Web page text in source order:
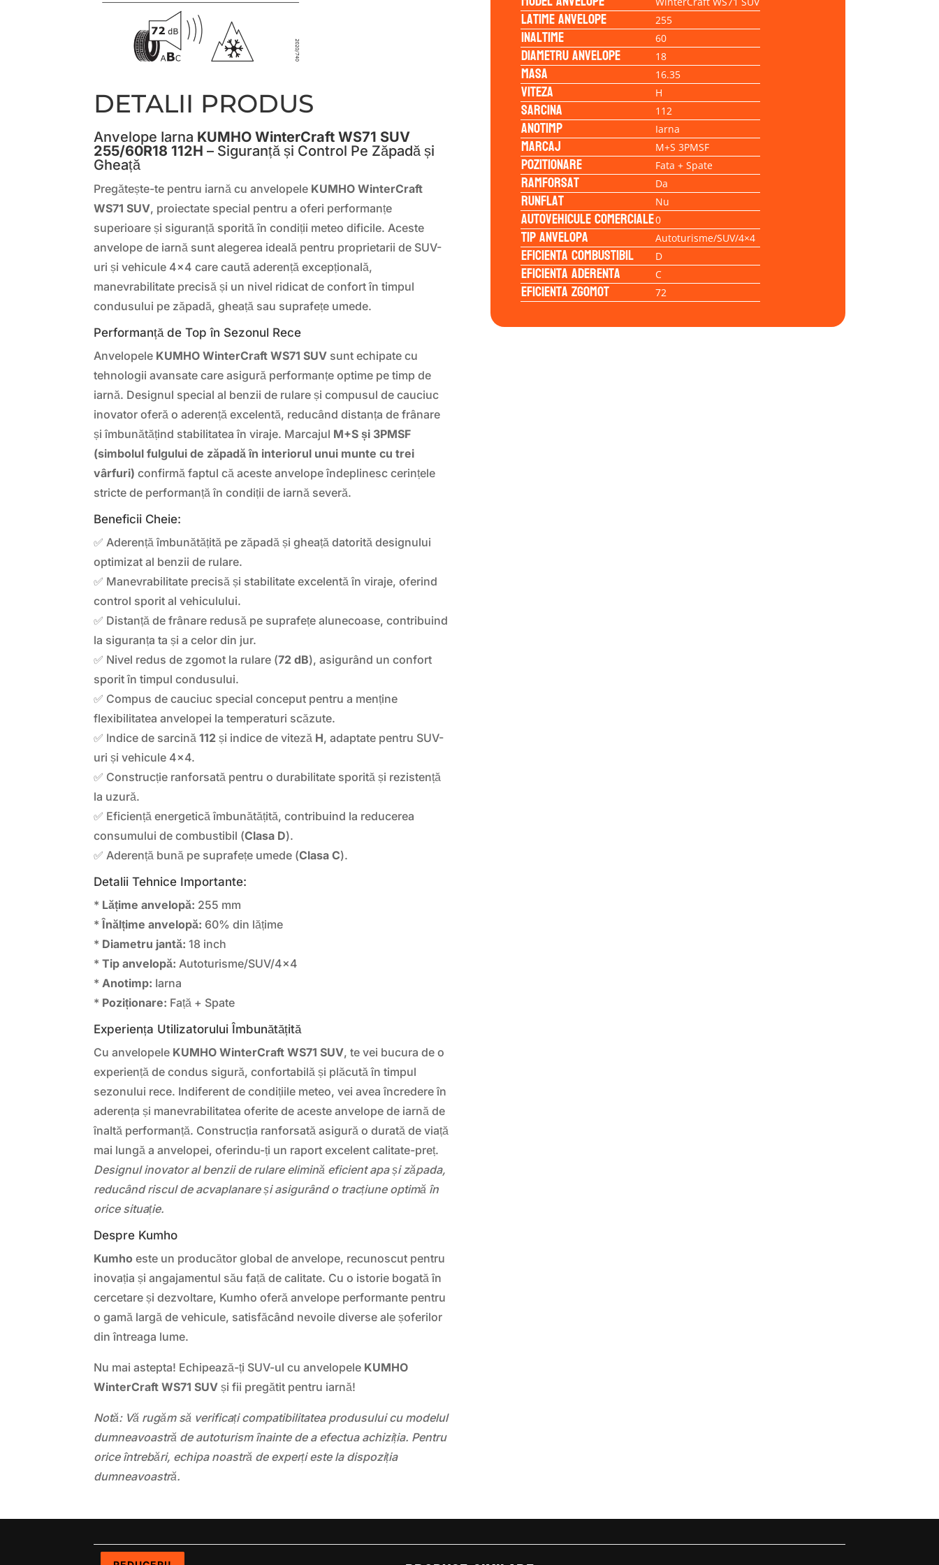
DETALII PRODUS
Anvelope Iarna KUMHO WinterCraft WS71 SUV
255/60R18 112H – Siguranță și Control Pe Zăpadă și
Gheață
Pregătește-te pentru iarnă cu anvelopele KUMHO WinterCraft
WS71 SUV, proiectate special pentru a oferi performanțe
superioare și siguranță sporită în condiții meteo dificile. Aceste
anvelope de iarnă sunt alegerea ideală pentru proprietarii de SUV-
uri și vehicule 4×4 care caută aderență excepțională,
manevrabilitate precisă și un nivel ridicat de confort în timpul
condusului pe zăpadă, gheață sau suprafețe umede.
Performanță de Top în Sezonul Rece
Anvelopele KUMHO WinterCraft WS71 SUV sunt echipate cu
tehnologii avansate care asigură performanțe optime pe timp de
iarnă. Designul special al benzii de rulare și compusul de cauciuc
inovator oferă o aderență excelentă, reducând distanța de frânare
și îmbunătățind stabilitatea în viraje. Marcajul M+S și 3PMSF
(simbolul fulgului de zăpadă în interiorul unui munte cu trei
vârfuri) confirmă faptul că aceste anvelope îndeplinesc cerințele
stricte de performanță în condiții de iarnă severă.
Beneficii Cheie:
✅ Aderență îmbunătățită pe zăpadă și gheață datorită designului
optimizat al benzii de rulare.
✅ Manevrabilitate precisă și stabilitate excelentă în viraje, oferind
control sporit al vehiculului.
✅ Distanță de frânare redusă pe suprafețe alunecoase, contribuind
la siguranța ta și a celor din jur.
✅ Nivel redus de zgomot la rulare (72 dB), asigurând un confort
sporit în timpul condusului.
✅ Compus de cauciuc special conceput pentru a menține
flexibilitatea anvelopei la temperaturi scăzute.
✅ Indice de sarcină112 și indice de viteză H, adaptate pentru SUV-
uri și vehicule 4×4.
✅ Construcție ranforsată pentru o durabilitate sporită și rezistență
la uzură.
✅ Eficiență energetică îmbunătățită, contribuind la reducerea
consumului de combustibil (Clasa D).
✅ Aderență bună pe suprafețe umede (Clasa C).
Detalii Tehnice Importante:
* Lățime anvelopă: 255 mm
* Înălțime anvelopă: 60% din lățime
* Diametru jantă: 18 inch
*Tip anvelopă: Autoturisme/SUV/4×4
*Anotimp: Iarna
* Poziționare: Față + Spate
Experiența Utilizatorului Îmbunătățită
Cu anvelopele KUMHO WinterCraft WS71 SUV, te vei bucura de o
experiență de condus sigură, confortabilă și plăcută în timpul
sezonului rece. Indiferent de condițiile meteo, vei avea încredere în
aderența și manevrabilitatea oferite de aceste anvelope de iarnă de
înaltă performanță. Construcția ranforsată asigură o durată de viață
mai lungă a anvelopei, oferindu-ți un raport excelent calitate-preț.
Designul inovator al benzii de rulare elimină eficient apa și zăpada,
reducând riscul de acvaplanare și asigurând o tracțiune optimă în
orice situație.
Despre Kumho
Kumho este un producător global de anvelope, recunoscut pentru
inovația și angajamentul său față de calitate. Cu o istorie bogată în
cercetare și dezvoltare, Kumho oferă anvelope performante pentru
o gamă largă de vehicule, satisfăcând nevoile diverse ale șoferilor
din întreaga lume.
Nu mai astepta! Echipează-ți SUV-ul cu anvelopele KUMHO
WinterCraft WS71 SUV și fii pregătit pentru iarnă!
Notă: Vă rugăm să verificați compatibilitatea produsului cu modelul
dumneavoastră de autoturism înainte de a efectua achiziția. Pentru
orice întrebări, echipa noastră de experți este la dispoziția
dumneavoastră.
Latime anvelope 255
Inaltime 60
Diametru anvelope 18
Masa 16.35
Viteza H
Sarcina 112
Anotimp Iarna
Marcaj M+S 3PMSF
Pozitionare Fata + Spate
Ramforsat Da
Runflat Nu
Autovehicule comerciale0
Tip anvelopa Autoturisme/SUV/4×4
Eficienta Combustibil D
Eficienta Aderenta C
Eficienta Zgomot 72